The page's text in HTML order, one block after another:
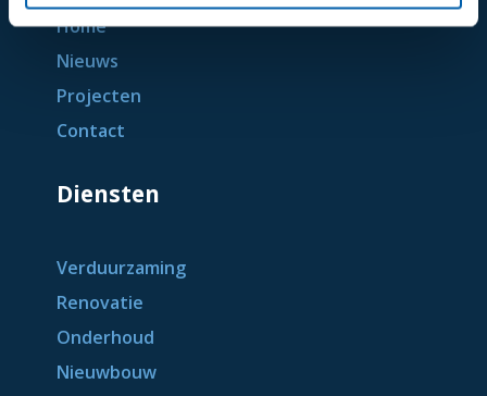
Home
Nieuws
Projecten
Contact
Diensten
Verduurzaming
Renovatie
Onderhoud
Nieuwbouw